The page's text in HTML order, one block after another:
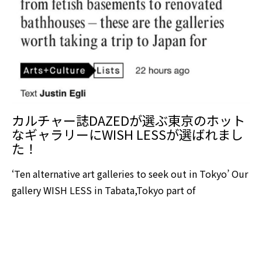
カルチャー誌DAZEDが選ぶ東京のホット
なギャラリーにWISH LESSが選ばれまし
た！
‘Ten alternative art galleries to seek out in Tokyo’ Our
gallery WISH LESS in Tabata,Tokyo part of